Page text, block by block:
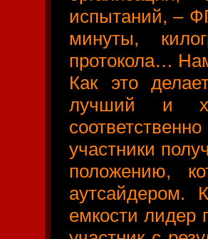
испытаний, –
минуты,
протокола…
Как это
лучший и
участники
положению,
аутсайдером.
емкости лидер